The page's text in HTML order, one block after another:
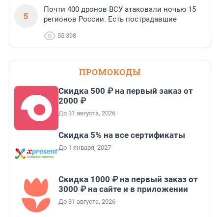
5
Почти 400 дронов ВСУ атаковали ночью 15
регионов России. Есть пострадавшие
55 398
ПРОМОКОДЫ
Скидка 500 ₽ на первый заказ от
2000 ₽
До 31 августа, 2026
Скидка 5% на все сертификаты
До 1 января, 2027
Скидка 1000 ₽ на первый заказ от
3000 ₽ на сайте и в приложении
До 31 августа, 2026